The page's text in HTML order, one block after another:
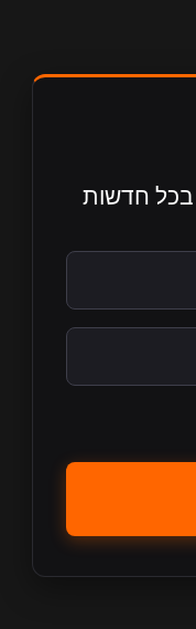
בכל חדשות